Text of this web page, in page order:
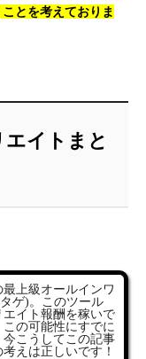
とを考えておりま
イトまと
上級オールインワ
ゲ)。このツール
イト報酬を稼いで
の可能性にすでに
こうしてこの記事
えは正しいです！